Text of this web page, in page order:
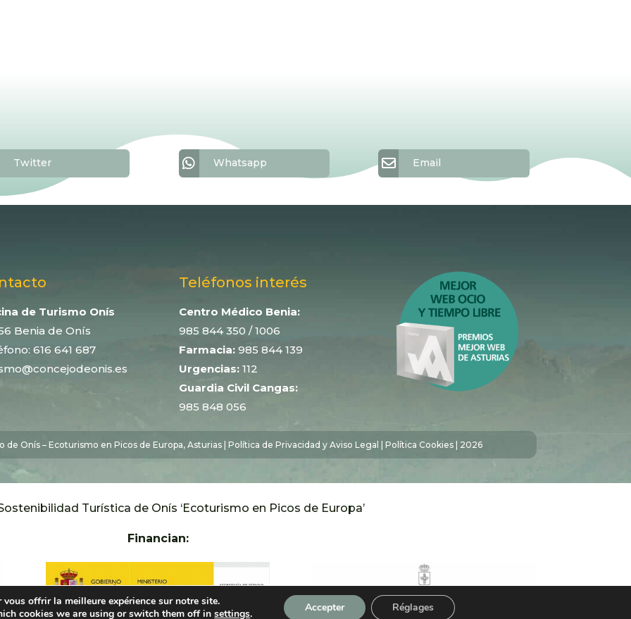
Twitter Whatsapp Email
de Turismo Onís
Benia de Onís
616 641 687
Teléfonos interés
Centro Médico Benia:
985 844 350 / 1006
Farmacia: 985 844 139
Urgencias: 112
Guardia Civil Cangas:
985 848 056
Onís – Ecoturismo en Picos de Europa, Asturias | Política de Privacidad y Aviso Legal Política Cookies | 2026
Turística de Onís ‘Ecoturismo en Picos de Europa’
Financian:
offrir la meilleure expérience sur notre site.
cookies we are using or switch them off insettings. Accepter Réglages